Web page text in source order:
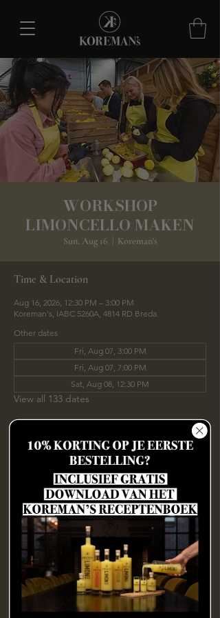
WORKSHOP
LIMONCELLO MAKEN
Sun, Aug 16 Koreman's
Time & Location
Aug 16, 2026, 12:30 PM – 3:00 PM
Koreman's, IABC 5260A, 4814 RD Breda
Other dates
Fri, Aug 07, 3:00 PM
Fri, Aug 07, 7:00 PM
Sat, Aug 08, 12:30 PM
View all 133 dates
Tickets
Ticket type
Koreman's Limoncello Workshop
Sale ends
Aug 09, 10:00 AM
Inclusief: welkomstcocktail, cello-
tasting, borrelplank,
gepersonaliseerde fles en beginsel
van je zelfgemaakte limoncello in een
eigen jar.